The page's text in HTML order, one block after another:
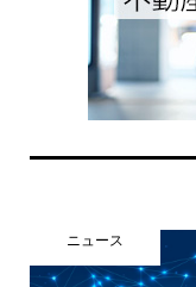
ニュース